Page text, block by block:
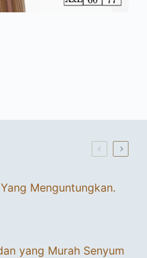
Menguntungkan.
yang Murah Senyum